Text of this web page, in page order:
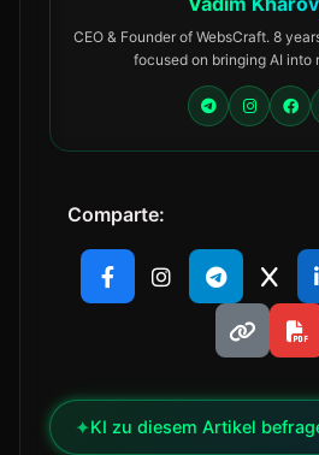
CEO & Founder of WebsCraft. 8
focused on bringing AI into
Comparte:
✦KI zu diesem Artikel